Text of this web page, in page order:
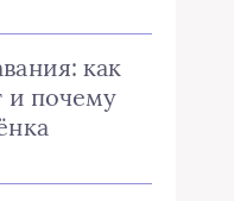
как
и почему